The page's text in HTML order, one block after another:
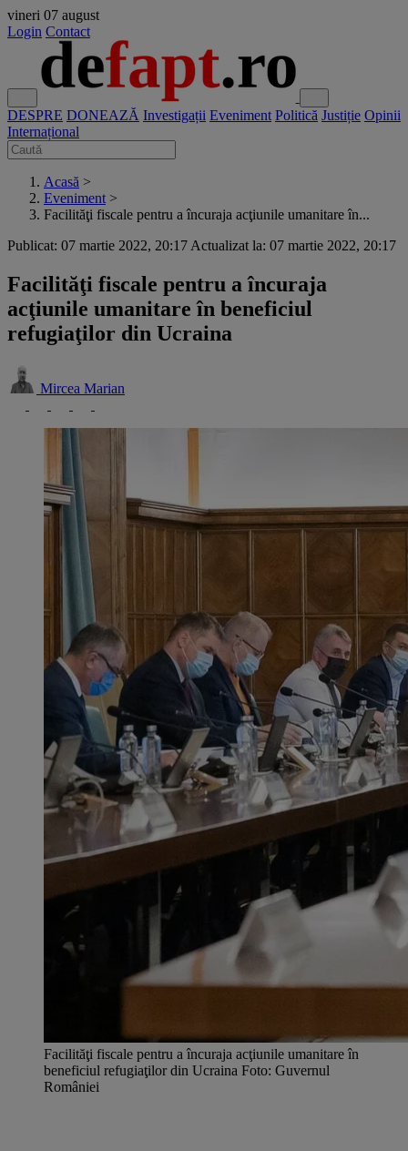
vineri 07 august
Login Contact
DESPRE DONEAZĂ Investigații Eveniment Politică Justiție Opinii
Internațional
Acasă >
Eveniment >
Facilităţi fiscale pentru a încuraja acţiunile umanitare în...
Publicat: 07 martie 2022, 20:17 Actualizat la: 07 martie 2022, 20:17
Facilităţi fiscale pentru a încuraja
acţiunile umanitare în beneficiul
refugiaţilor din Ucraina
Mircea Marian
Facilităţi fiscale pentru a încuraja acţiunile umanitare în
beneficiul refugiaţilor din Ucraina Foto: Guvernul
României